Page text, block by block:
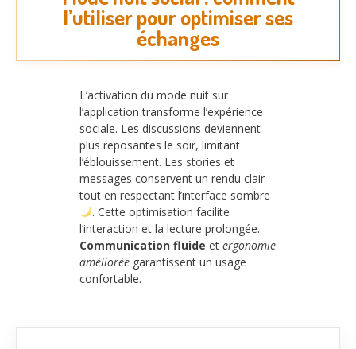
l’utiliser pour optimiser ses
échanges
L’activation du mode nuit sur
l’application transforme l’expérience
sociale. Les discussions deviennent
plus reposantes le soir, limitant
l’éblouissement. Les stories et
messages conservent un rendu clair
tout en respectant l’interface sombre
. Cette optimisation facilite
l’interaction et la lecture prolongée.
Communication fluide et ergonomie
améliorée garantissent un usage
confortable.